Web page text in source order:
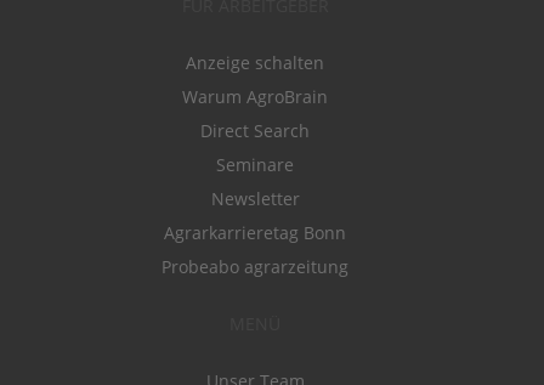
Anzeige schalten
Warum AgroBrain
Direct Search
Seminare
Newsletter
Agrarkarrieretag Bonn
Probeabo agrarzeitung